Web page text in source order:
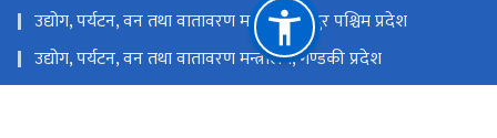
उद्योग, पर्यटन, वन तथा वातावरण मन्त्रालय, सुदुर पश्चिम प्रदेश
उद्योग, पर्यटन, वन तथा वातावरण मन्त्रालय, गण्डकी प्रदेश